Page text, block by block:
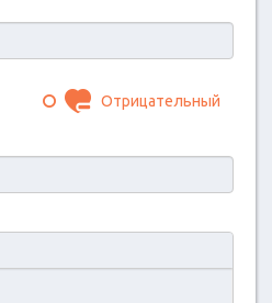
Отрицательный